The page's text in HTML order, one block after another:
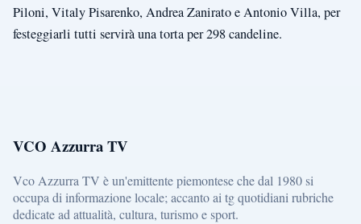
Piloni, Vitaly Pisarenko, Andrea Zanirato e Antonio Villa, per
festeggiarli tutti servirà una torta per 298 candeline.
VCO Azzurra TV
Vco Azzurra TV è un'emittente piemontese che dal 1980 si
occupa di informazione locale; accanto ai tg quotidiani rubriche
dedicate ad attualità, cultura, turismo e sport.